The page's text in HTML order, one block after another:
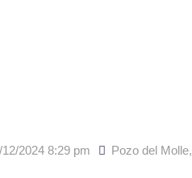
2024 8:29 pm Pozo del Molle,